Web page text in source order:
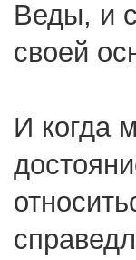
Веды, и
своей
И когда